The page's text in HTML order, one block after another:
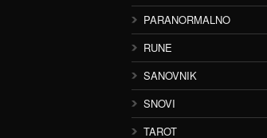
PARANORMALNO
RUNE
SANOVNIK
SNOVI
TAROT